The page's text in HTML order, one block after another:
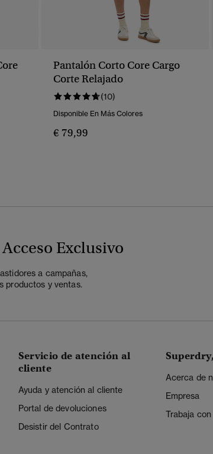
Pantalón Corto Core Cargo
Corte Relajado
(10)
Disponible En Más Colores
€ 79,99
Exclusivo
a campañas,
productos y ventas.
Servicio de atención al
cliente
Ayuda y atención al cliente
Portal de devoluciones
Desistir del Contrato
Acerca de
Empresa
Trabaja